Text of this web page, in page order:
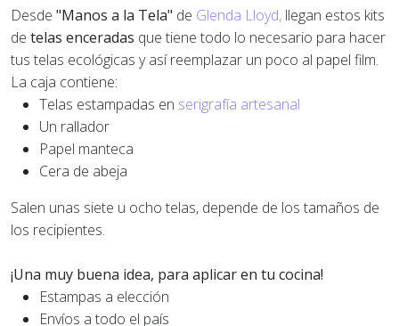
Desde "Manos a la Tela" de Glenda Lloyd, llegan estos kits
de telas enceradas que tiene todo lo necesario para hacer
tus telas ecológicas y así reemplazar un poco al papel film.
La caja contiene:
Telas estampadas en serigrafía artesanal
Un rallador
Papel manteca
Cera de abeja
Salen unas siete u ocho telas, depende de los tamaños de
los recipientes.
¡Una muy buena idea, para aplicar en tu cocina!
Estampas a elección
Envíos a todo el país